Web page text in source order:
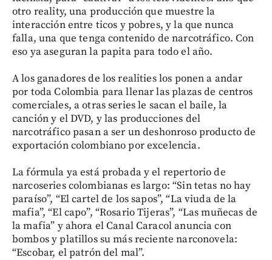
otro reality, una producción que muestre la
interacción entre ticos y pobres, y la que nunca
falla, una que tenga contenido de narcotráfico. Con
eso ya aseguran la papita para todo el año.
A los ganadores de los realities los ponen a andar
por toda Colombia para llenar las plazas de centros
comerciales, a otras series le sacan el baile, la
canción y el DVD, y las producciones del
narcotráfico pasan a ser un deshonroso producto de
exportación colombiano por excelencia.
La fórmula ya está probada y el repertorio de
narcoseries colombianas es largo: “Sin tetas no hay
paraíso”, “El cartel de los sapos”, “La viuda de la
mafia”, “El capo”, “Rosario Tijeras”, “Las muñecas de
la mafia” y ahora el Canal Caracol anuncia con
bombos y platillos su más reciente narconovela:
“Escobar, el patrón del mal”.